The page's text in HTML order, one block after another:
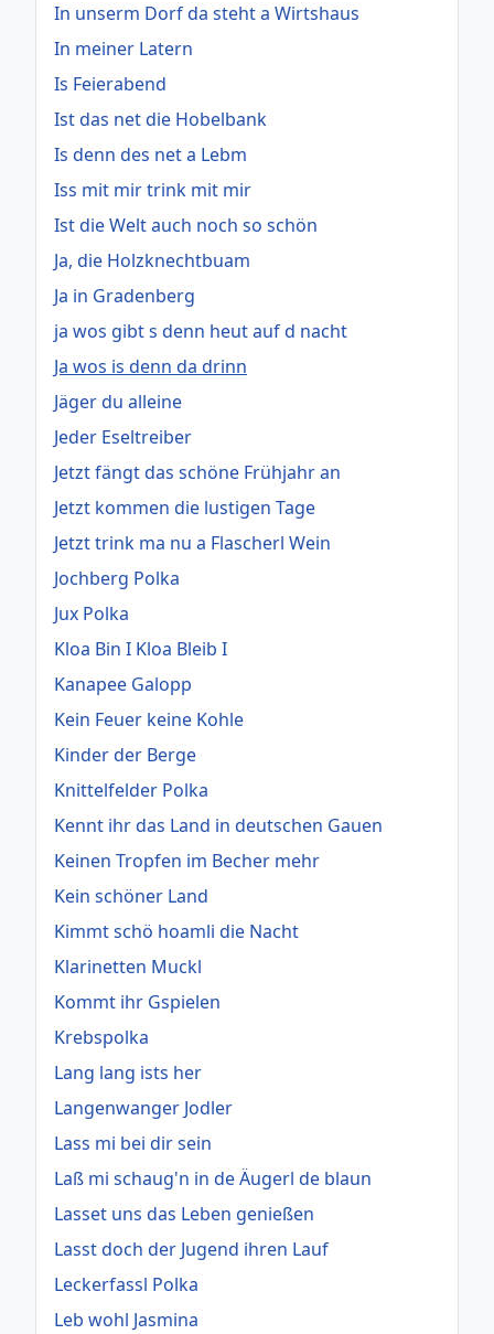
In unserm Dorf da steht a Wirtshaus
In meiner Latern
Is Feierabend
Ist das net die Hobelbank
Is denn des net a Lebm
Iss mit mir trink mit mir
Ist die Welt auch noch so schön
Ja, die Holzknechtbuam
Ja in Gradenberg
ja wos gibt s denn heut auf d nacht
Ja wos is denn da drinn
Jäger du alleine
Jeder Eseltreiber
Jetzt fängt das schöne Frühjahr an
Jetzt kommen die lustigen Tage
Jetzt trink ma nu a Flascherl Wein
Jochberg Polka
Jux Polka
Kloa Bin I Kloa Bleib I
Kanapee Galopp
Kein Feuer keine Kohle
Kinder der Berge
Knittelfelder Polka
Kennt ihr das Land in deutschen Gauen
Keinen Tropfen im Becher mehr
Kein schöner Land
Kimmt schö hoamli die Nacht
Klarinetten Muckl
Kommt ihr Gspielen
Krebspolka
Lang lang ists her
Langenwanger Jodler
Lass mi bei dir sein
Laß mi schaug'n in de Äugerl de blaun
Lasset uns das Leben genießen
Lasst doch der Jugend ihren Lauf
Leckerfassl Polka
Leb wohl Jasmina